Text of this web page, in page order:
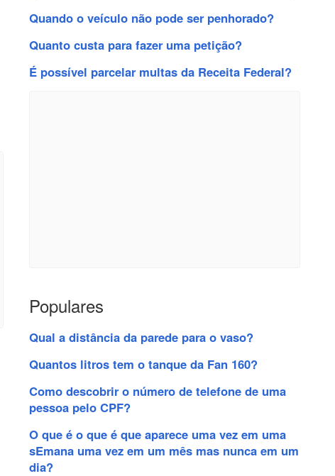
Quando o veículo não pode ser penhorado?
Quanto custa para fazer uma petição?
É possível parcelar multas da Receita Federal?
Populares
Qual a distância da parede para o vaso?
Quantos litros tem o tanque da Fan 160?
Como descobrir o número de telefone de uma
pessoa pelo CPF?
O que é o que é que aparece uma vez em uma
sEmana uma vez em um mês mas nunca em um
dia?